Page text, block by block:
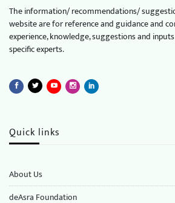
The information/ recommendations/
website are for reference and guidance and
experience, knowledge, suggestions and
specific experts.
Quick links
About Us
deAsra Foundation